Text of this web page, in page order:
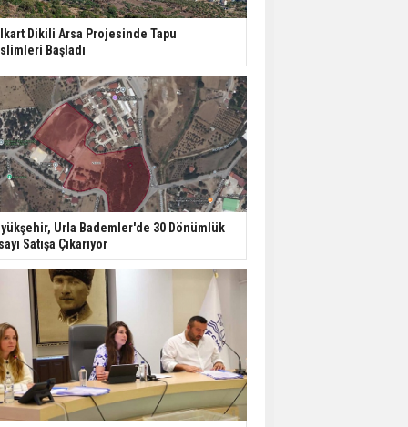
Dikili Arsa Projesinde Tapu
Başladı
Urla Bademler'de 30 Dönümlük
Satışa Çıkarıyor